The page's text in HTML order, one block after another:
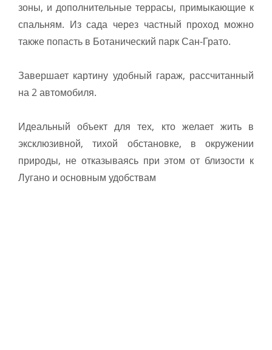
зоны, и дополнительные террасы, примыкающие к
спальням. Из сада через частный проход можно
также попасть в Ботанический парк Сан-Грато.
Завершает картину удобный гараж, рассчитанный
на 2 автомобиля.
Идеальный объект для тех, кто желает жить в
эксклюзивной, тихой обстановке, в окружении
природы, не отказываясь при этом от близости к
Лугано и основным удобствам